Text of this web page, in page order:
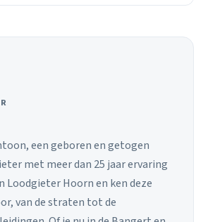
een geboren en getogen
met meer dan 25 jaar ervaring
Loodgieter Hoorn en ken deze
van de straten tot de